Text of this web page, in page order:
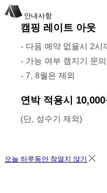
안내사항
캠핑 레이트 아웃
- 다음 예약 없을시 2시
- 가능 여부 캠지기 문의
- 7, 8월은 제외
연박 적용시
(단, 성수기 제외)
오늘 하루동안 창열지 않기